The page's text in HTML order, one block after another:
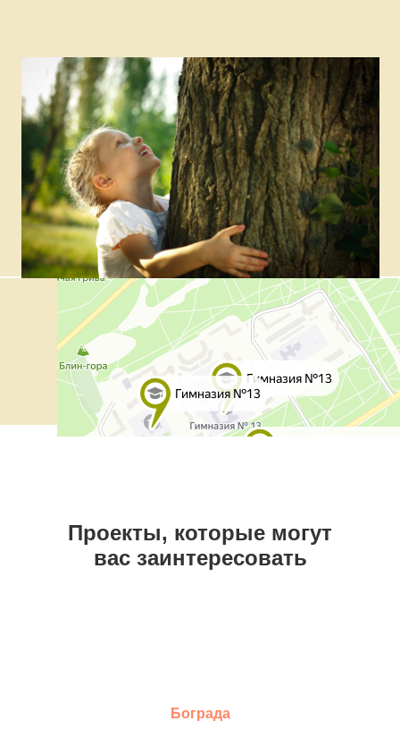
Проекты, которые могут
вас заинтересовать
Бограда